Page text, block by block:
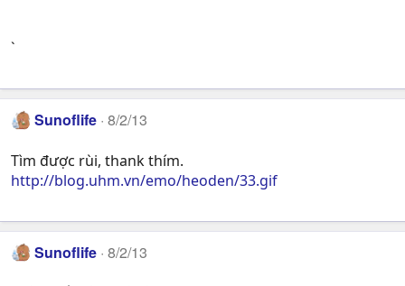
`
Sunoflife 8/2/13
Tìm được rùi, thank thím.
http://blog.uhm.vn/emo/heoden/33.gif
Sunoflife 8/2/13